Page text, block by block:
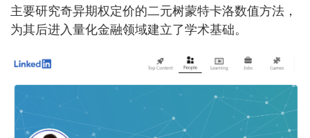
主要研究奇异期权定价的二元树蒙特卡洛数值方法，
为其后进入量化金融领域建立了学术基础。